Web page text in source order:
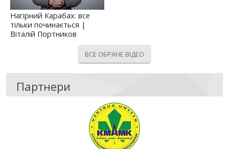
Нагірний Карабах: все
тільки починається |
Віталій Портников
ВСЕ ОБРАНЕ ВІДЕО
Партнери